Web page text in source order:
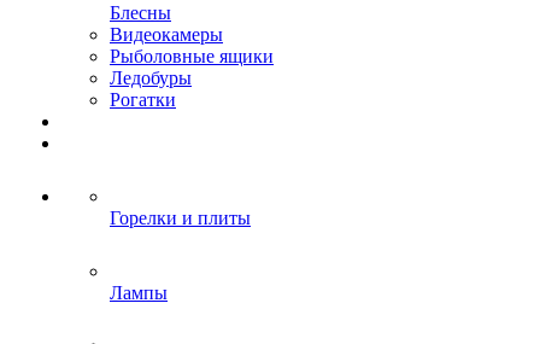
Блесны
Видеокамеры
Рыболовные ящики
Ледобуры
Рогатки
Горелки и плиты
Лампы